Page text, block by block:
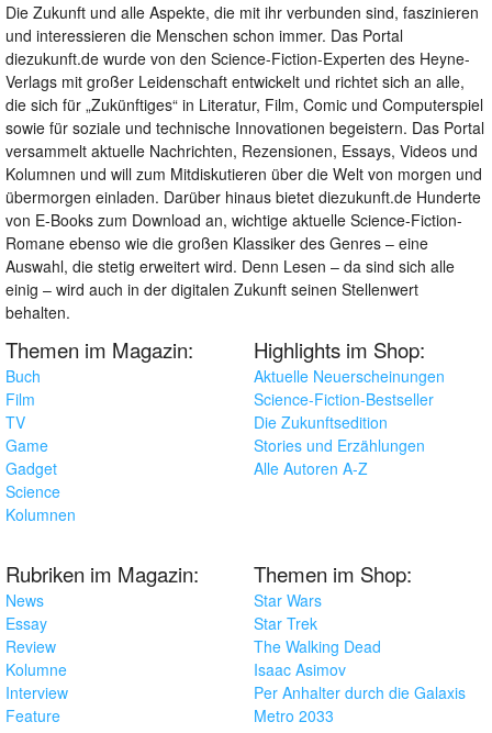
Die Zukunft und alle Aspekte, die mit ihr verbunden sind, faszinieren
und interessieren die Menschen schon immer. Das Portal
diezukunft.de wurde von den Science-Fiction-Experten des Heyne-
Verlags mit großer Leidenschaft entwickelt und richtet sich an alle,
die sich für „Zukünftiges“ in Literatur, Film, Comic und Computerspiel
sowie für soziale und technische Innovationen begeistern. Das Portal
versammelt aktuelle Nachrichten, Rezensionen, Essays, Videos und
Kolumnen und will zum Mitdiskutieren über die Welt von morgen und
übermorgen einladen. Darüber hinaus bietet diezukunft.de Hunderte
von E-Books zum Download an, wichtige aktuelle Science-Fiction-
Romane ebenso wie die großen Klassiker des Genres – eine
Auswahl, die stetig erweitert wird. Denn Lesen – da sind sich alle
einig – wird auch in der digitalen Zukunft seinen Stellenwert
behalten.
Themen im Magazin:
Buch
Film
TV
Game
Gadget
Science
Kolumnen
Highlights im Shop:
Aktuelle Neuerscheinungen
Science-Fiction-Bestseller
Die Zukunftsedition
Stories und Erzählungen
Alle Autoren A-Z
Rubriken im Magazin:
News
Essay
Review
Kolumne
Interview
Feature
Themen im Shop:
Star Wars
Star Trek
The Walking Dead
Isaac Asimov
Per Anhalter durch die Galaxis
Metro 2033